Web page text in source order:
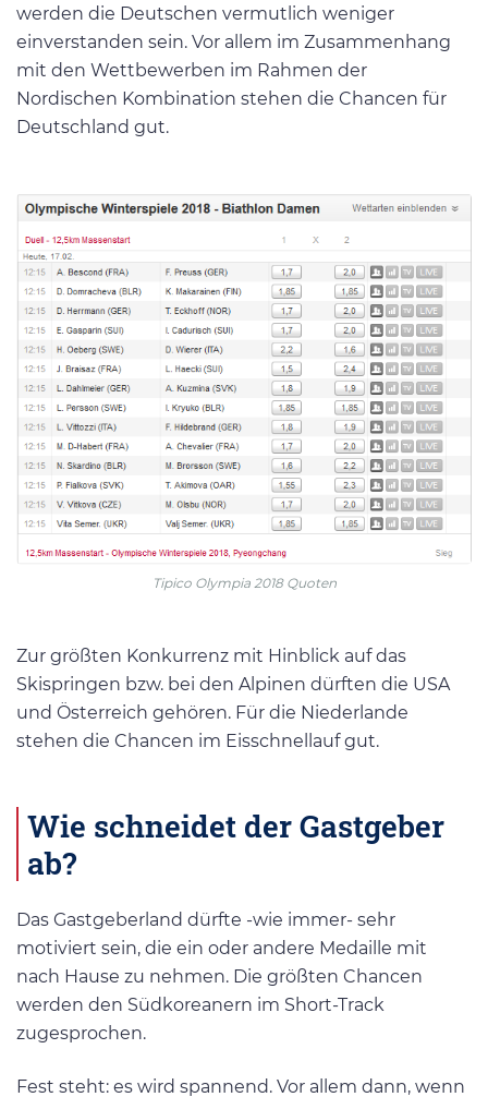
werden die Deutschen vermutlich weniger
einverstanden sein. Vor allem im Zusammenhang
mit den Wettbewerben im Rahmen der
Nordischen Kombination stehen die Chancen für
Deutschland gut.
Tipico Olympia 2018 Quoten
Zur größten Konkurrenz mit Hinblick auf das
Skispringen bzw. bei den Alpinen dürften die USA
und Österreich gehören. Für die Niederlande
stehen die Chancen im Eisschnellauf gut.
Wie schneidet der Gastgeber
ab?
Das Gastgeberland dürfte -wie immer- sehr
motiviert sein, die ein oder andere Medaille mit
nach Hause zu nehmen. Die größten Chancen
werden den Südkoreanern im Short-Track
zugesprochen.
Fest steht: es wird spannend. Vor allem dann, wenn